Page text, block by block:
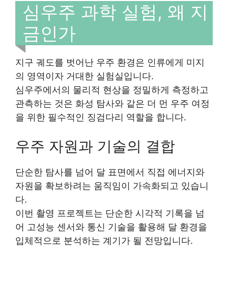
심우주 과학 실험, 왜 지
금인가
지구 궤도를 벗어난 우주 환경은 인류에게 미지
의 영역이자 거대한 실험실입니다.
심우주에서의 물리적 현상을 정밀하게 측정하고
관측하는 것은 화성 탐사와 같은 더 먼 우주 여정
을 위한 필수적인 징검다리 역할을 합니다.
우주 자원과 기술의 결합
단순한 탐사를 넘어 달 표면에서 직접 에너지와
자원을 확보하려는 움직임이 가속화되고 있습니
다.
이번 촬영 프로젝트는 단순한 시각적 기록을 넘
어 고성능 센서와 통신 기술을 활용해 달 환경을
입체적으로 분석하는 계기가 될 전망입니다.